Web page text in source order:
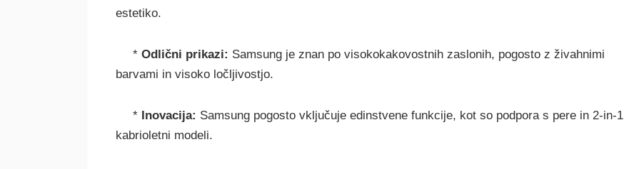
estetiko.
* Odlični prikazi: Samsung je znan po visokokakovostnih zaslonih, pogosto z živahnimi
barvami in visoko ločljivostjo.
* Inovacija: Samsung pogosto vključuje edinstvene funkcije, kot so podpora s pere in 2-in-1
kabrioletni modeli.